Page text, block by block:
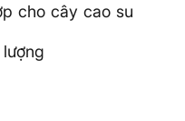
cho cây cao su